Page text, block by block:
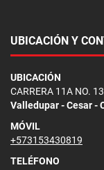
UBICACIÓN Y
UBICACIÓN
CARRERA 11A NO.
Valledupar - Cesar -
MÓVIL
+573153430819
TELÉFONO